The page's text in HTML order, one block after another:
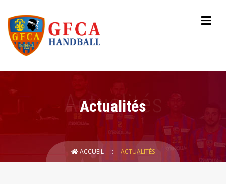
Actualités
ACCUEIL ACTUALITÉS